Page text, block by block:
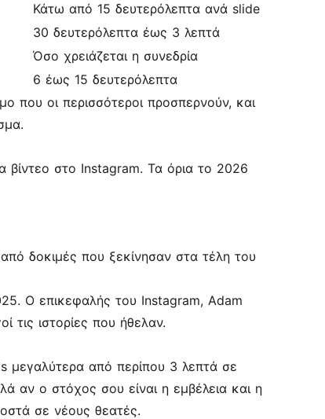
Κάτω από 15 δευτερόλεπτα ανά slide
30 δευτερόλεπτα έως 3 λεπτά
Όσο χρειάζεται η συνεδρία
6 έως 15 δευτερόλεπτα
που οι περισσότεροι προσπερνούν, και
βίντεο στο Instagram. Τα όρια το 2026
δοκιμές που ξεκίνησαν στα τέλη του
Ο επικεφαλής του Instagram, Adam
τις ιστορίες που ήθελαν.
μεγαλύτερα από περίπου 3 λεπτά σε
αν ο στόχος σου είναι η εμβέλεια και η
σε νέους θεατές.